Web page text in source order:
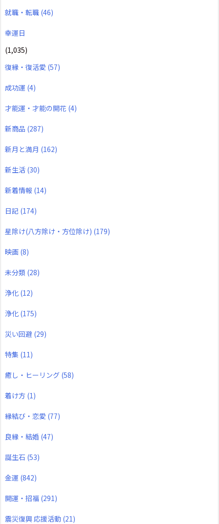
就職・転職 (46)
幸運日
(1,035)
復縁・復活愛 (57)
成功運 (4)
才能運・才能の開花 (4)
新商品 (287)
新月と満月 (162)
新生活 (30)
新着情報 (14)
日記 (174)
星除け(八方除け・方位除け) (179)
映画 (8)
未分類 (28)
浄化 (12)
浄化 (175)
災い回避 (29)
特集 (11)
癒し・ヒーリング (58)
着け方 (1)
縁結び・恋愛 (77)
良縁・結婚 (47)
誕生石 (53)
金運 (842)
開運・招福 (291)
震災復興 応援活動 (21)